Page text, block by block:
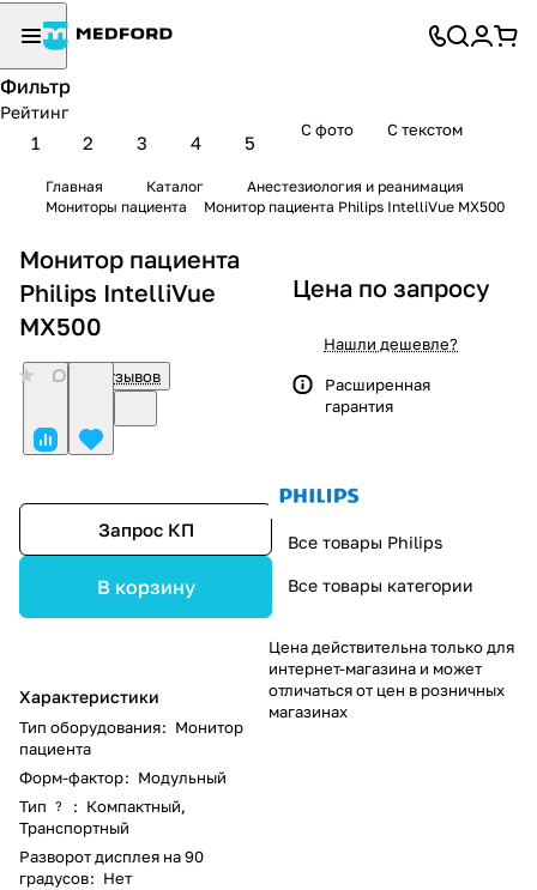
Фильтр
Рейтинг
1 2 3 4 5
С фото С текстом
Главная Каталог
Анестезиология и реанимация
Мониторы пациента
Монитор пациента Philips IntelliVue MX500
Монитор пациента
Philips IntelliVue
MX500
Нет отзывов
Запрос КП
В корзину
Характеристики
Тип оборудования: Монитор
пациента
Форм-фактор: Модульный
Тип
? : Компактный,
Транспортный
Разворот дисплея на 90
градусов: Нет
Цена по запросу
Нашли дешевле?
Расширенная
гарантия
Все товары Philips
Все товары категории
Цена действительна только для
интернет-магазина и может
отличаться от цен в розничных
магазинах